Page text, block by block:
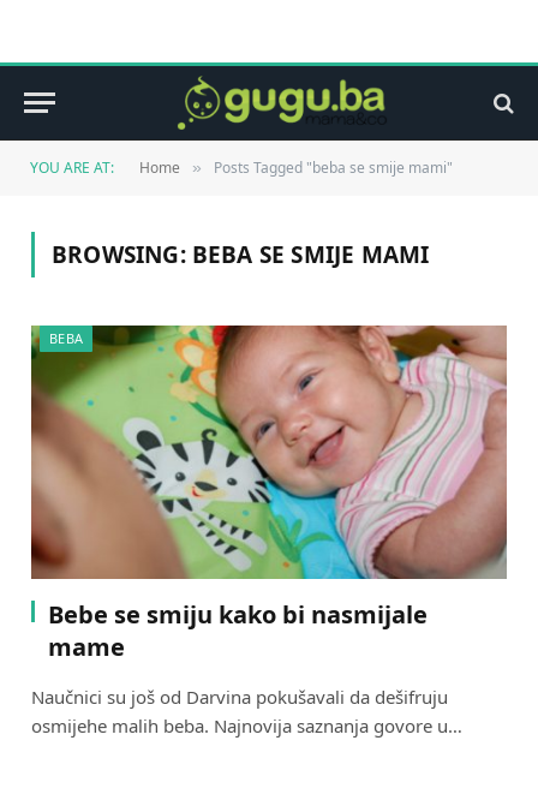
YOU ARE AT: Home » Posts Tagged "beba se smije mami"
BROWSING: BEBA SE SMIJE MAMI
BEBA
Bebe se smiju kako bi nasmijale
mame
Naučnici su još od Darvina pokušavali da dešifruju
osmijehe malih beba. Najnovija saznanja govore u…